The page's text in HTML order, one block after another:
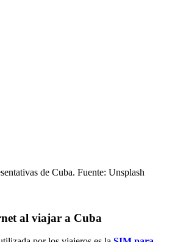
de Cuba. Fuente: Unsplash
al viajar a Cuba